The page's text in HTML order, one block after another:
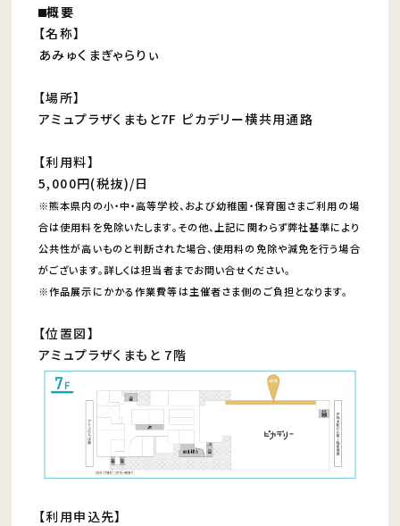
⬛︎概要
【名称】
あみゅくまぎゃらりぃ
【場所】
アミュプラザくまもと7F ピカデリー横共用通路
【利用料】
5,000円(税抜)/日
※熊本県内の小・中・高等学校、および幼稚園・保育園さまご利用の場
合は使用料を免除いたします。その他、上記に関わらず弊社基準により
公共性が高いものと判断された場合、使用料の免除や減免を行う場合
がございます。詳しくは担当者までお問い合せください。
※作品展示にかかる作業費等は主催者さま側のご負担となります。
【位置図】
アミュプラザくまもと 7階
【利用申込先】